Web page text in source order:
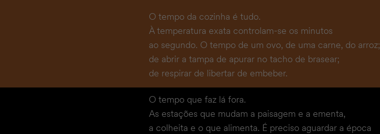
O tempo da cozinha é tudo.
À temperatura exata controlam-se os minutos
ao segundo. O tempo de um ovo, de uma carne, do arroz;
de abrir a tampa de apurar no tacho de brasear;
de respirar de libertar de embeber.
O tempo que faz lá fora.
As estações que mudam a paisagem e a ementa,
a colheita e o que alimenta. É preciso aguardar a época